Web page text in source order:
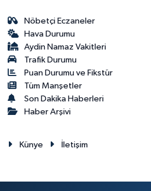
Nöbetçi Eczaneler
Hava Durumu
Aydin Namaz Vakitleri
Trafik Durumu
Puan Durumu ve Fikstür
Tüm Manşetler
Son Dakika Haberleri
Haber Arşivi
Künye İletişim